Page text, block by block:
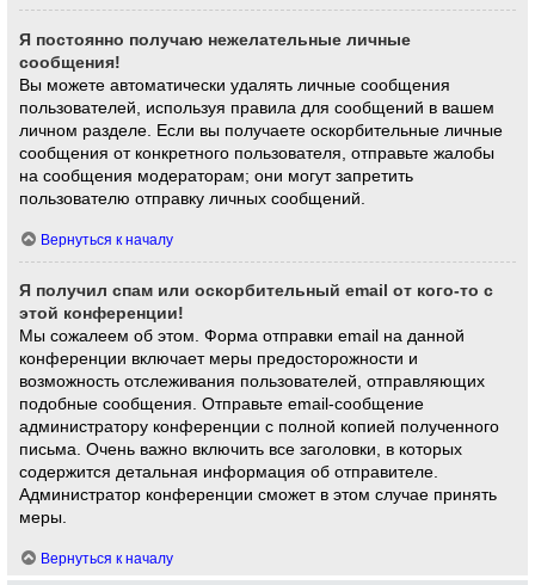
Я постоянно получаю нежелательные личные
сообщения!
Вы можете автоматически удалять личные сообщения
пользователей, используя правила для сообщений в вашем
личном разделе. Если вы получаете оскорбительные личные
сообщения от конкретного пользователя, отправьте жалобы
на сообщения модераторам; они могут запретить
пользователю отправку личных сообщений.
Вернуться к началу
Я получил спам или оскорбительный email от кого-то с
этой конференции!
Мы сожалеем об этом. Форма отправки email на данной
конференции включает меры предосторожности и
возможность отслеживания пользователей, отправляющих
подобные сообщения. Отправьте email-сообщение
администратору конференции с полной копией полученного
письма. Очень важно включить все заголовки, в которых
содержится детальная информация об отправителе.
Администратор конференции сможет в этом случае принять
меры.
Вернуться к началу